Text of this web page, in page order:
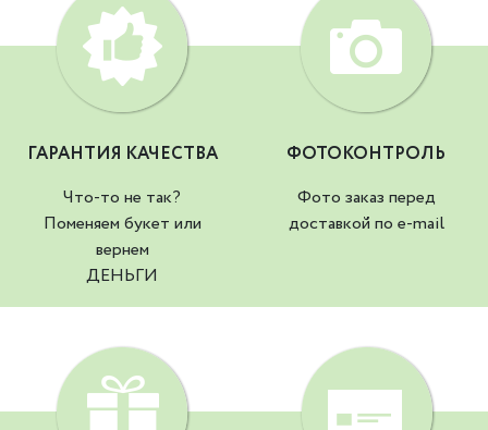
ГАРАНТИЯ КАЧЕСТВА
Что-то не так?
Поменяем букет или
вернем
ДЕНЬГИ
ФОТОКОНТРОЛЬ
Фото заказ перед
доставкой по e-mail